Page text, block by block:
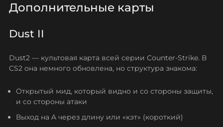
Дополнительные карты
Dust II
Dust2 — культовая карта всей серии Counter‑Strike. В
CS2 она немного обновлена, но структура знакома:
Открытый мид, который видно и со стороны защиты,
и со стороны атаки
Выход на A через длину или «кэт» (короткий)